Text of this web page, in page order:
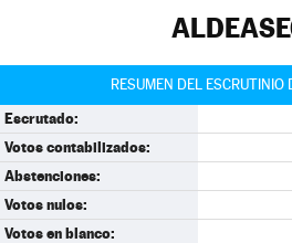
RESUMEN DEL ESCRUTINIO
Escrutado:
Votos contabilizados:
Abstenciones:
Votos nulos:
Votos en blanco: